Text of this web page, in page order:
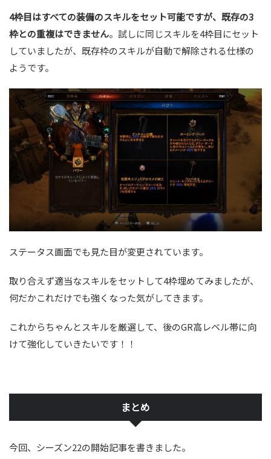
4枠目はすべての装備のスキルをセット可能ですが、既存の3
枠との重複はできません。試しに同じスキルを4枠目にセット
していましたが、既存枠のスキルが自動で解除される仕様の
ようです。
ステータス画面でも見た目が変更されています。
取り合えず適当なスキルをセットして4枠埋めてみましたが、
何だかこれだけでも強くなった気がしてきます。
これからちゃんとスキルを厳選して、後のGR高レベル帯に向
けて強化していきたいです！！
まとめ
今回、シーズン22の開始記事を書きました。